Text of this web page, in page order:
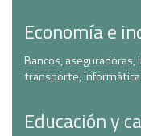
Economía e
Bancos,
transporte,
Educación y